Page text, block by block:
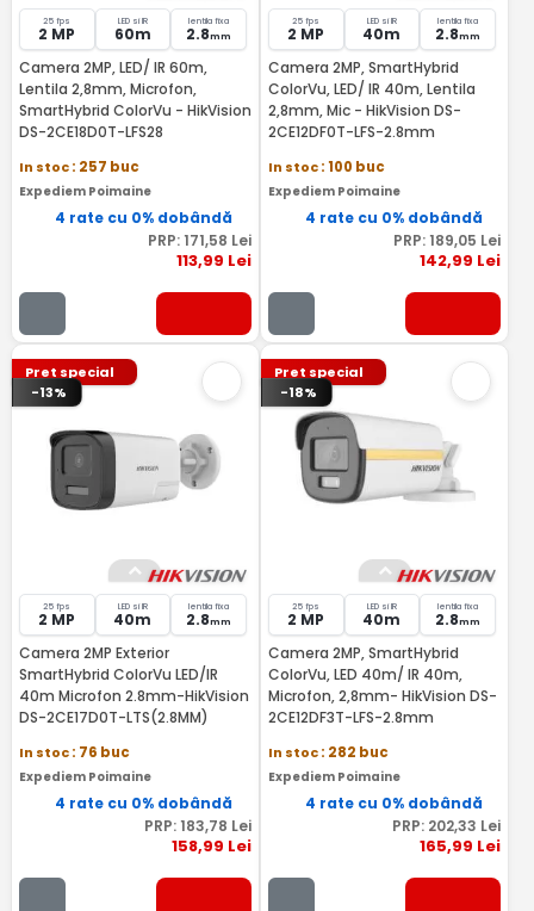
25 fps
2 MP
LED si IR
60m
lentila fixa
2.8mm
Camera 2MP, LED/ IR 60m,
Lentila 2,8mm, Microfon,
SmartHybrid ColorVu - HikVision
DS-2CE18D0T-LFS28
In stoc: 257 buc
Expediem Poimaine
4 rate cu 0% dobândă
PRP: 171,58 Lei
113,99 Lei
25 fps
2 MP
LED si IR
40m
lentila fixa
2.8mm
Camera 2MP, SmartHybrid
ColorVu, LED/ IR 40m, Lentila
2,8mm, Mic - HikVision DS-
2CE12DF0T-LFS-2.8mm
In stoc: 100 buc
Expediem Poimaine
4 rate cu 0% dobândă
PRP: 189,05 Lei
142,99 Lei
Pret special
-13%
25 fps
2 MP
LED si IR
40m
lentila fixa
2.8mm
Camera 2MP Exterior
SmartHybrid ColorVu LED/IR
40m Microfon 2.8mm-HikVision
DS-2CE17D0T-LTS(2.8MM)
In stoc: 76 buc
Expediem Poimaine
4 rate cu 0% dobândă
PRP: 183,78 Lei
158,99 Lei
Pret special
-18%
25 fps
2 MP
LED si IR
40m
lentila fixa
2.8mm
Camera 2MP, SmartHybrid
ColorVu, LED 40m/ IR 40m,
Microfon, 2,8mm- HikVision DS-
2CE12DF3T-LFS-2.8mm
In stoc: 282 buc
Expediem Poimaine
4 rate cu 0% dobândă
PRP: 202,33 Lei
165,99 Lei